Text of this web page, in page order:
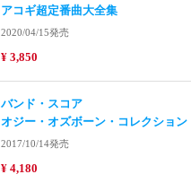
アコギ超定番曲大全集
2020/04/15発売
¥ 3,850
バンド・スコア
オジー・オズボーン・コレクション
2017/10/14発売
¥ 4,180